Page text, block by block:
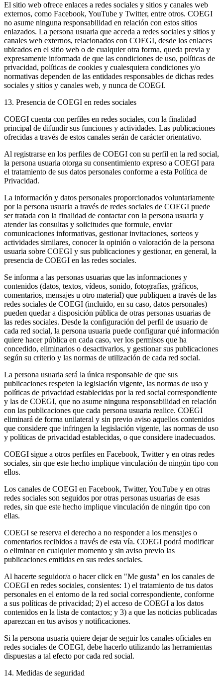
El sitio web ofrece enlaces a redes sociales y sitios y canales web
externos, como Facebook, YouTube y Twitter, entre otros. COEGI
no asume ninguna responsabilidad en relación con estos sitios
enlazados. La persona usuaria que acceda a redes sociales y sitios y
canales web externos, relacionados con COEGI, desde los enlaces
ubicados en el sitio web o de cualquier otra forma, queda previa y
expresamente informada de que las condiciones de uso, políticas de
privacidad, políticas de cookies y cualesquiera condiciones y/o
normativas dependen de las entidades responsables de dichas redes
sociales y sitios y canales web, y nunca de COEGI.
13. Presencia de COEGI en redes sociales
COEGI cuenta con perfiles en redes sociales, con la finalidad
principal de difundir sus funciones y actividades. Las publicaciones
ofrecidas a través de estos canales serán de carácter orientativo.
Al registrarse en los perfiles de COEGI con su perfil en la red social,
la persona usuaria otorga su consentimiento expreso a COEGI para
el tratamiento de sus datos personales conforme a esta Política de
Privacidad.
La información y datos personales proporcionados voluntariamente
por la persona usuaria a través de redes sociales de COEGI puede
ser tratada con la finalidad de contactar con la persona usuaria y
atender las consultas y solicitudes que formule, enviar
comunicaciones informativas, gestionar invitaciones, sorteos y
actividades similares, conocer la opinión o valoración de la persona
usuaria sobre COEGI y sus publicaciones y gestionar, en general, la
presencia de COEGI en las redes sociales.
Se informa a las personas usuarias que las informaciones y
contenidos (datos, textos, vídeos, sonido, fotografías, gráficos,
comentarios, mensajes u otro material) que publiquen a través de las
redes sociales de COEGI (incluido, en su caso, datos personales)
pueden quedar a disposición pública de otras personas usuarias de
las redes sociales. Desde la configuración del perfil de usuario de
cada red social, la persona usuaria puede configurar qué información
quiere hacer pública en cada caso, ver los permisos que ha
concedido, eliminarlos o desactivarlos, y gestionar sus publicaciones
según su criterio y las normas de utilización de cada red social.
La persona usuaria será la única responsable de que sus
publicaciones respeten la legislación vigente, las normas de uso y
políticas de privacidad establecidas por la red social correspondiente
y las de COEGI, que no asume ninguna responsabilidad en relación
con las publicaciones que cada persona usuaria realice. COEGI
eliminará de forma unilateral y sin previo aviso aquellos contenidos
que considere que infringen la legislación vigente, las normas de uso
y políticas de privacidad establecidas, o que considere inadecuados.
COEGI sigue a otros perfiles en Facebook, Twitter y en otras redes
sociales, sin que este hecho implique vinculación de ningún tipo con
ellos.
Los canales de COEGI en Facebook, Twitter, YouTube y en otras
redes sociales son seguidos por otras personas usuarias de esas
redes, sin que este hecho implique vinculación de ningún tipo con
ellas.
COEGI se reserva el derecho a no responder a los mensajes o
comentarios recibidos a través de esta vía. COEGI podrá modificar
o eliminar en cualquier momento y sin aviso previo las
publicaciones emitidas en sus redes sociales.
Al hacerte seguidor/a o hacer click en "Me gusta" en los canales de
COEGI en redes sociales, consientes: 1) el tratamiento de tus datos
personales en el entorno de la red social correspondiente, conforme
a sus políticas de privacidad; 2) el acceso de COEGI a los datos
contenidos en la lista de contactos; y 3) a que las noticias publicadas
aparezcan en tus avisos y notificaciones.
Si la persona usuaria quiere dejar de seguir los canales oficiales en
redes sociales de COEGI, debe hacerlo utilizando las herramientas
dispuestas a tal efecto por cada red social.
14. Medidas de seguridad